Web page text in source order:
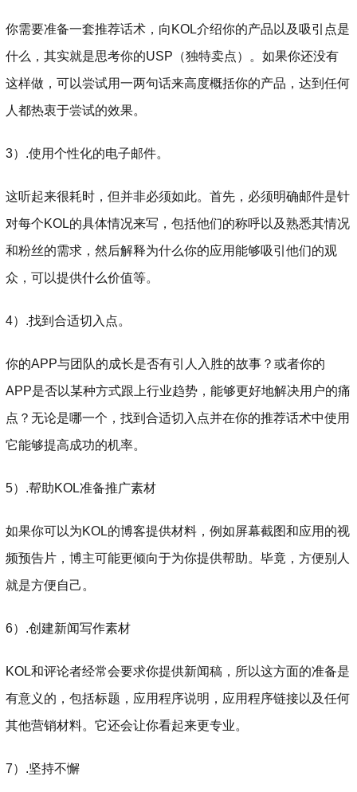
你需要准备一套推荐话术，向KOL介绍你的产品以及吸引点是
什么，其实就是思考你的USP（独特卖点）。如果你还没有
这样做，可以尝试用一两句话来高度概括你的产品，达到任何
人都热衷于尝试的效果。
3）.使用个性化的电子邮件。
这听起来很耗时，但并非必须如此。首先，必须明确邮件是针
对每个KOL的具体情况来写，包括他们的称呼以及熟悉其情况
和粉丝的需求，然后解释为什么你的应用能够吸引他们的观
众，可以提供什么价值等。
4）.找到合适切入点。
你的APP与团队的成长是否有引人入胜的故事？或者你的
APP是否以某种方式跟上行业趋势，能够更好地解决用户的痛
点？无论是哪一个，找到合适切入点并在你的推荐话术中使用
它能够提高成功的机率。
5）.帮助KOL准备推广素材
如果你可以为KOL的博客提供材料，例如屏幕截图和应用的视
频预告片，博主可能更倾向于为你提供帮助。毕竟，方便别人
就是方便自己。
6）.创建新闻写作素材
KOL和评论者经常会要求你提供新闻稿，所以这方面的准备是
有意义的，包括标题，应用程序说明，应用程序链接以及任何
其他营销材料。它还会让你看起来更专业。
7）.坚持不懈